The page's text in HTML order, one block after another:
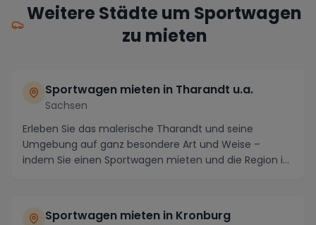
Weitere Städte um Sportwagen
zu mieten
Sportwagen mieten in Tharandt u.a.
Sachsen
Erleben Sie das malerische Tharandt und seine
Umgebung auf ganz besondere Art und Weise –
indem Sie einen Sportwagen mieten und die Region in
Sportwagen mieten in Kronburg